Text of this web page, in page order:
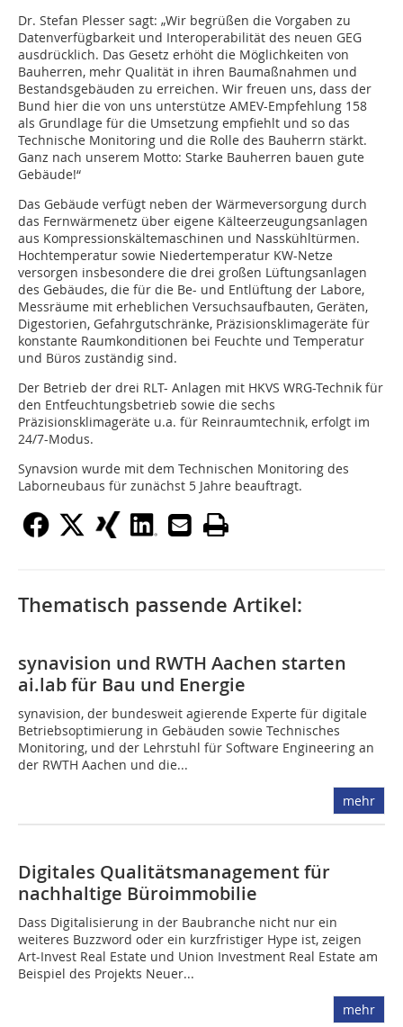
Dr. Stefan Plesser sagt: „Wir begrüßen die Vorgaben zu
Datenverfügbarkeit und Interoperabilität des neuen GEG
ausdrücklich. Das Gesetz erhöht die Möglichkeiten von
Bauherren, mehr Qualität in ihren Baumaßnahmen und
Bestandsgebäuden zu erreichen. Wir freuen uns, dass der
Bund hier die von uns unterstütze AMEV-Empfehlung 158
als Grundlage für die Umsetzung empfiehlt und so das
Technische Monitoring und die Rolle des Bauherrn stärkt.
Ganz nach unserem Motto: Starke Bauherren bauen gute
Gebäude!“
Das Gebäude verfügt neben der Wärmeversorgung durch
das Fernwärmenetz über eigene Kälteerzeugungsanlagen
aus Kompressionskältemaschinen und Nasskühltürmen.
Hochtemperatur sowie Niedertemperatur KW-Netze
versorgen insbesondere die drei großen Lüftungsanlagen
des Gebäudes, die für die Be- und Entlüftung der Labore,
Messräume mit erheblichen Versuchsaufbauten, Geräten,
Digestorien, Gefahrgutschränke, Präzisionsklimageräte für
konstante Raumkonditionen bei Feuchte und Temperatur
und Büros zuständig sind.
Der Betrieb der drei RLT- Anlagen mit HKVS WRG-Technik für
den Entfeuchtungsbetrieb sowie die sechs
Präzisionsklimageräte u.a. für Reinraumtechnik, erfolgt im
24/7-Modus.
Synavsion wurde mit dem Technischen Monitoring des
Laborneubaus für zunächst 5 Jahre beauftragt.
Thematisch passende Artikel:
synavision und RWTH Aachen starten
ai.lab für Bau und Energie
synavision, der bundesweit agierende Experte für digitale
Betriebsoptimierung in Gebäuden sowie Technisches
Monitoring, und der Lehrstuhl für Software Engineering an
der RWTH Aachen und die...
mehr
Digitales Qualitätsmanagement für
nachhaltige Büroimmobilie
Dass Digitalisierung in der Baubranche nicht nur ein
weiteres Buzzword oder ein kurzfristiger Hype ist, zeigen
Art-Invest Real Estate und Union Investment Real Estate am
Beispiel des Projekts Neuer...
mehr